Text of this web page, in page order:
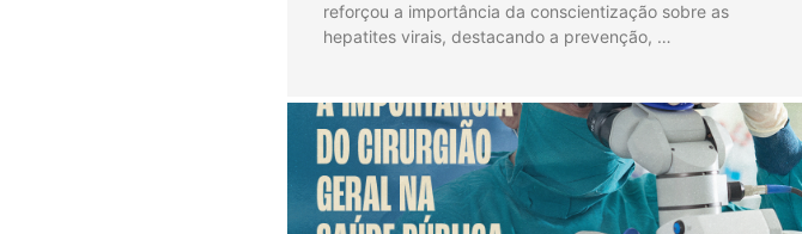
reforçou a importância da conscientização sobre as
hepatites virais, destacando a prevenção, …